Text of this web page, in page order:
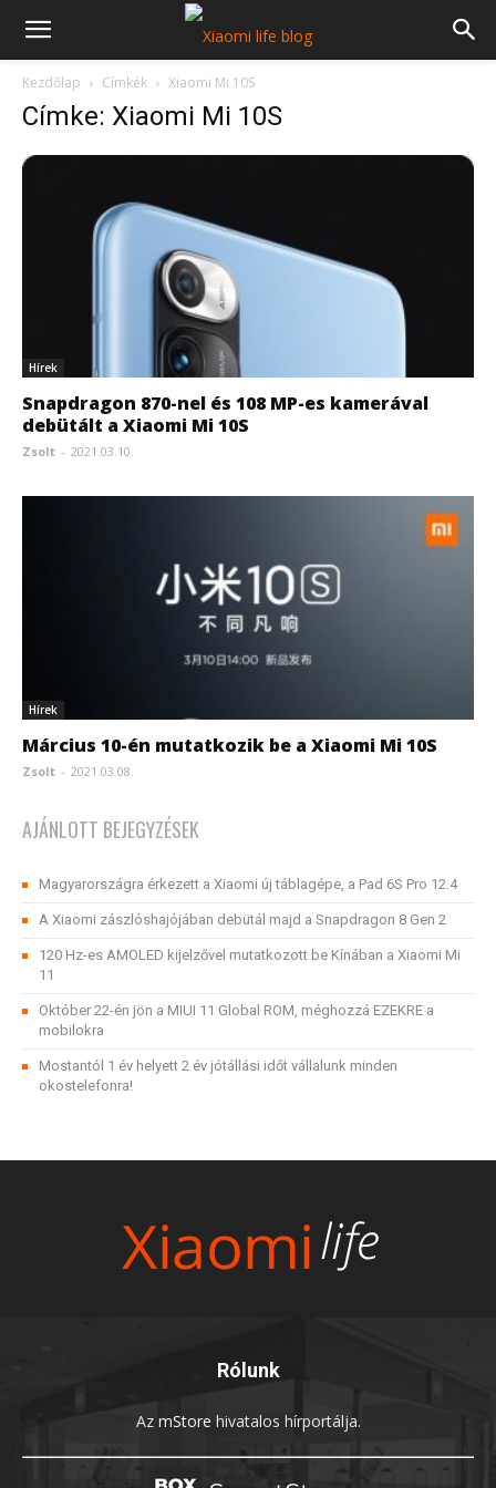
Kezdőlap Címkék Xiaomi Mi 10S
Címke: Xiaomi Mi 10S
Hírek
Snapdragon 870-nel és 108 MP-es kamerával
debütált a Xiaomi Mi 10S
Zsolt - 2021.03.10.
Hírek
Március 10-én mutatkozik be a Xiaomi Mi 10S
Zsolt - 2021.03.08.
AJÁNLOTT BEJEGYZÉSEK
Magyarországra érkezett a Xiaomi új táblagépe, a Pad 6S Pro 12.4
A Xiaomi zászlóshajójában debütál majd a Snapdragon 8 Gen 2
120 Hz-es AMOLED kijelzővel mutatkozott be Kínában a Xiaomi Mi
11
Október 22-én jön a MIUI 11 Global ROM, méghozzá EZEKRE a
mobilokra
Mostantól 1 év helyett 2 év jótállási időt vállalunk minden
okostelefonra!
Rólunk
Az mStore hivatalos hírportálja.